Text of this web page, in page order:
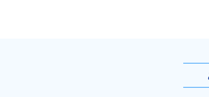
★高時給1600円★クリーン